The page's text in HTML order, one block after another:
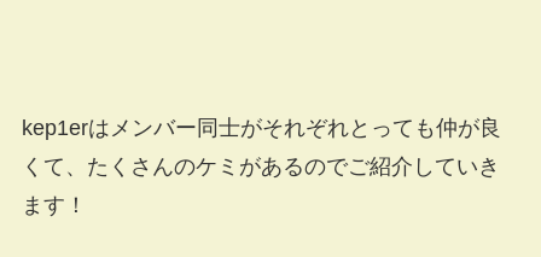
kep1erはメンバー同士がそれぞれとっても仲が良
くて、たくさんのケミがあるのでご紹介していき
ます！